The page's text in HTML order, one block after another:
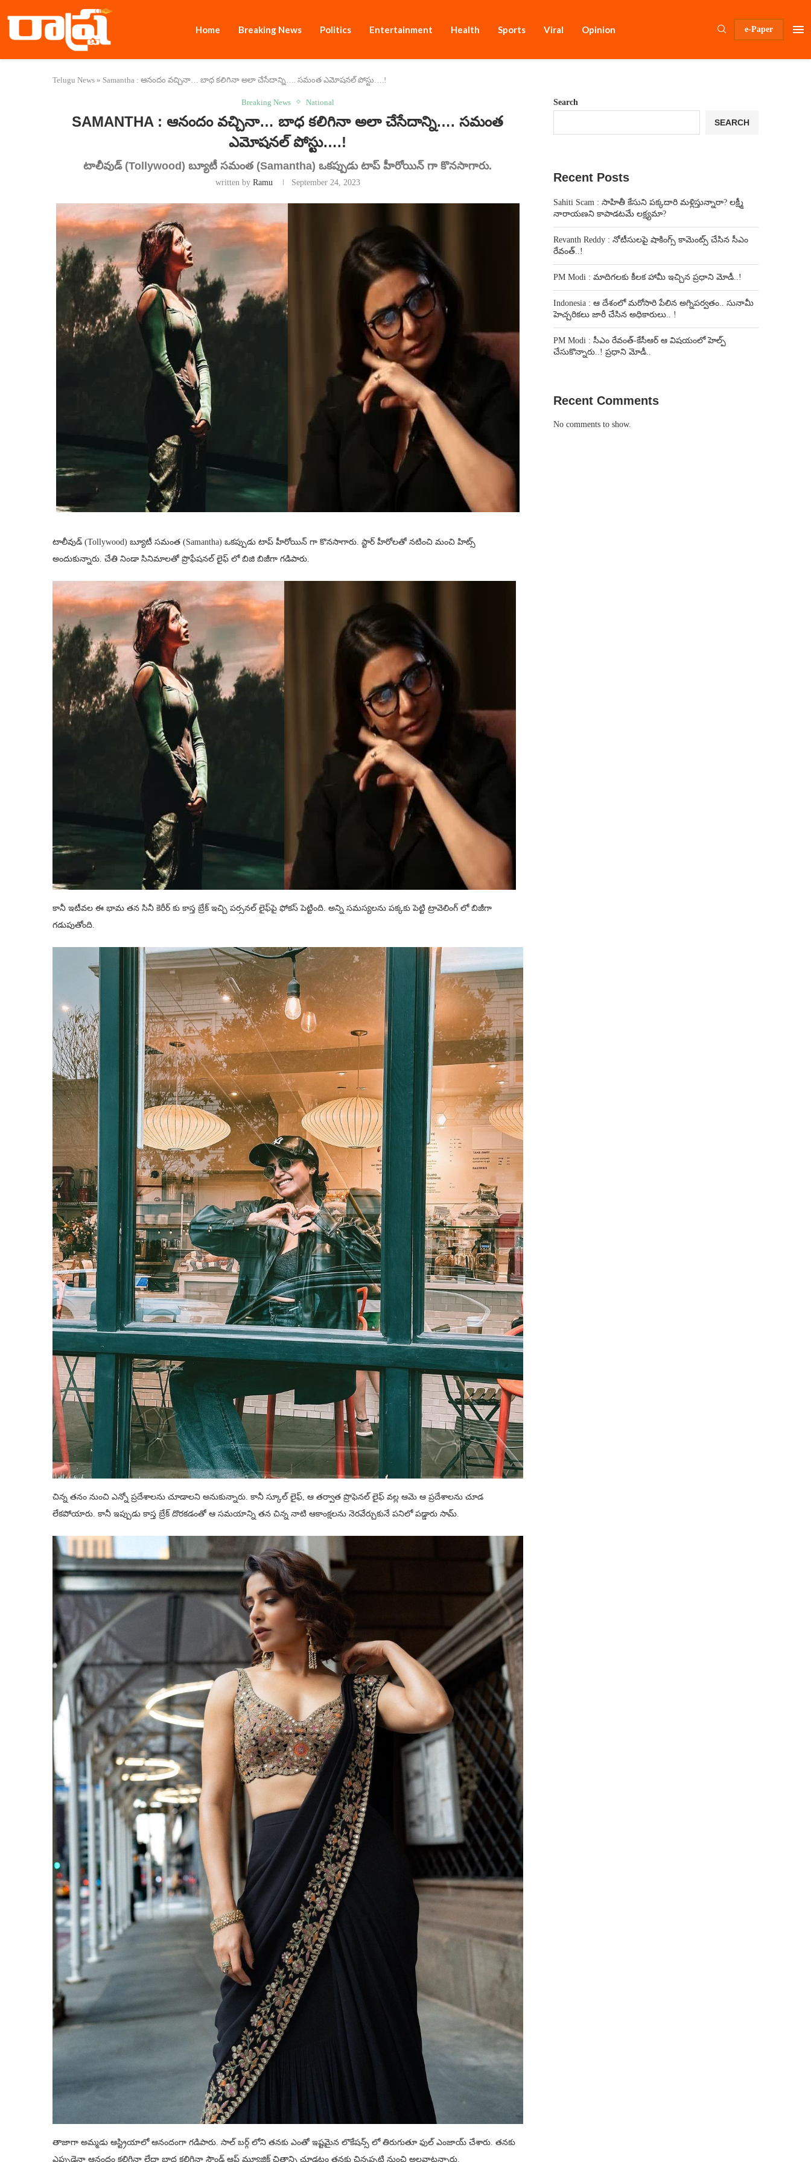
Home Breaking News Politics Entertainment Health Sports Viral Opinion e-Paper
Telugu News » Samantha : ఆనందం వచ్చినా… బాధ కలిగినా అలా చేసేదాన్ని…. సమంత ఎమోషనల్ పోస్టు….!
Breaking News National
SAMANTHA : ఆనందం వచ్చినా… బాధ కలిగినా అలా చేసేదాన్ని…. సమంత
ఎమోషనల్ పోస్టు….!
టాలీవుడ్ (Tollywood) బ్యూటీ సమంత (Samantha) ఒకప్పుడు టాప్ హీరోయిన్ గా కొనసాగారు.
written by Ramu September 24, 2023
టాలీవుడ్ (Tollywood) బ్యూటీ సమంత (Samantha) ఒకప్పుడు టాప్ హీరోయిన్ గా కొనసాగారు. స్టార్ హీరోలతో నటించి మంచి హిట్స్
అందుకున్నారు. చేతి నిండా సినిమాలతో ప్రొఫేషనల్ లైఫ్ లో బిజి బిజీగా గడిపారు.
కానీ ఇటీవల ఈ భామ తన సినీ కెరీర్ కు కాస్త బ్రేక్ ఇచ్చి పర్సనల్ లైఫ్‌‌పై ఫోకస్ పెట్టింది. అన్ని సమస్యలను పక్కకు పెట్టి ట్రావెలింగ్ లో బిజీగా
గడుపుతోంది.
చిన్న తనం నుంచి ఎన్నో ప్రదేశాలను చూడాలని అనుకున్నారు. కానీ స్కూల్ లైఫ్, ఆ తర్వాత ప్రొఫెనల్ లైఫ్ వల్ల ఆమె ఆ ప్రదేశాలను చూడ
లేకపోయారు. కానీ ఇప్పుడు కాస్త బ్రేక్ దొరకడంతో ఆ సమయాన్ని తన చిన్న నాటి ఆకాంక్షలను నెరవేర్చుకునే పనిలో పడ్డారు సామ్.
తాజాగా అమ్మడు ఆస్ట్రియాలో ఆనందంగా గడిపారు. సాల్ బర్గ్ లోని తనకు ఎంతో ఇష్టమైన లొకేషన్స్ లో తిరుగుతూ ఫుల్ ఎంజాయ్ చేశారు. తనకు
ఎప్పుడైనా ఆనందం కలిగినా లేదా బాధ కలిగినా సౌండ్ ఆఫ్ మ్యూజిక్ చిత్రాన్ని చూడటం తనకు చిన్నప్పటి నుంచి అలవాటన్నారు.
Search
SEARCH
Recent Posts
Sahiti Scam : సాహితీ కేసుని పక్కదారి మళ్లిస్తున్నారా? లక్ష్మీ
నారాయణని కాపాడటమే లక్ష్యమా?
Revanth Reddy : నోటీసులపై షాకింగ్స్ కామెంట్స్ చేసిన సీఎం
రేవంత్..!
PM Modi : మాదిగలకు కీలక హామీ ఇచ్చిన ప్రధాని మోడీ..!
Indonesia : ఆ దేశంలో మరోసారి పేలిన అగ్నిపర్వతం.. సునామీ
హెచ్చరికలు జారీ చేసిన అధికారులు.. !
PM Modi : సీఎం రేవంత్-కేసీఆర్ ఆ విషయంలో హెల్ప్
చేసుకొన్నారు..! ప్రధాని మోడీ..
Recent Comments
No comments to show.